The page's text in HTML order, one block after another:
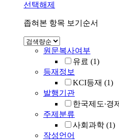
선택해제
좁혀본 항목 보기순서
원문복사여부
유료 (1)
등재정보
KCI등재 (1)
발행기관
한국제도∙경
주제분류
사회과학 (1)
작성언어